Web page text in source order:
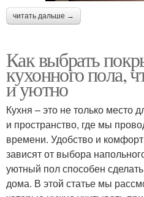
читать дальше →
Как выбрать
кухонного пола,
и уютно
Кухня – это не только место
и пространство, где мы
времени. Удобство и
зависят от выбора
уютный пол способен
дома. В этой статье мы